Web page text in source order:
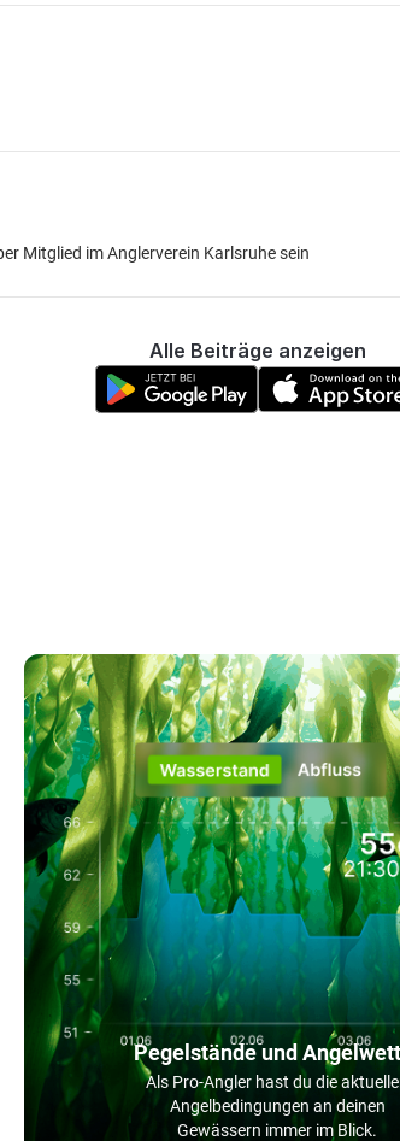
Mitglied im Anglerverein Karlsruhe sein
Alle Beiträge anzeigen
Pegelstände und
Als Pro-Angler hast du die
Angelbedingungen an deinen
Gewässern immer im Blick.